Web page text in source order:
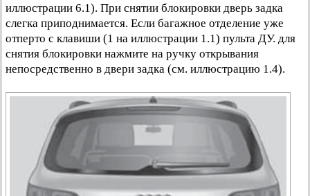
иллюстрации 6.1). При снятии блокировки дверь задка
слегка приподнимается. Если багажное отделение уже
отперто с клавиши (1 на иллюстрации 1.1) пульта ДУ. для
снятия блокировки нажмите на ручку открывания
непосредственно в двери задка (см. иллюстрацию 1.4).